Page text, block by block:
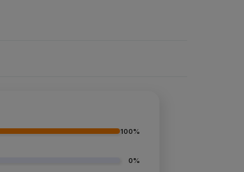
100%
0%